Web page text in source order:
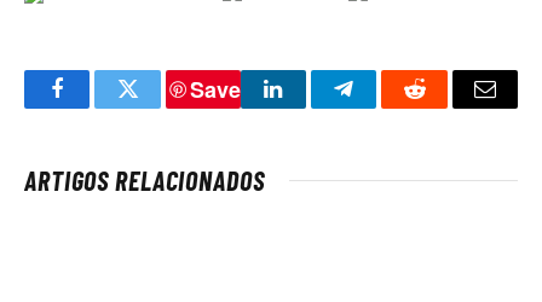
FacebookTwitter
Save
LinkedInTelegramReddit Email
ARTIGOS RELACIONADOS